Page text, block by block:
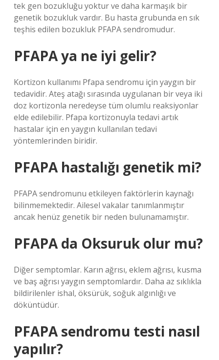
tek gen bozukluğu yoktur ve daha karmaşık bir
genetik bozukluk vardır. Bu hasta grubunda en sık
teşhis edilen bozukluk PFAPA sendromudur.
PFAPA ya ne iyi gelir?
Kortizon kullanımı Pfapa sendromu için yaygın bir
tedavidir. Ateş atağı sırasında uygulanan bir veya iki
doz kortizonla neredeyse tüm olumlu reaksiyonlar
elde edilebilir. Pfapa kortizonuyla tedavi artık
hastalar için en yaygın kullanılan tedavi
yöntemlerinden biridir.
PFAPA hastalığı genetik mi?
PFAPA sendromunu etkileyen faktörlerin kaynağı
bilinmemektedir. Ailesel vakalar tanımlanmıştır
ancak henüz genetik bir neden bulunamamıştır.
PFAPA da Oksuruk olur mu?
Diğer semptomlar. Karın ağrısı, eklem ağrısı, kusma
ve baş ağrısı yaygın semptomlardır. Daha az sıklıkla
bildirilenler ishal, öksürük, soğuk algınlığı ve
döküntüdür.
PFAPA sendromu testi nasıl
yapılır?